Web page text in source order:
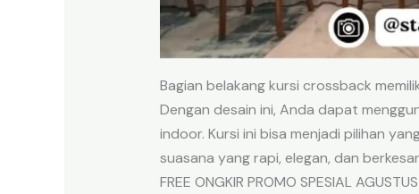
Bagian belakang kursi crossback
Dengan desain ini, Anda dapat
indoor. Kursi ini bisa menjadi pilihan
suasana yang rapi, elegan, dan
FREE ONGKIR PROMO SPESIAL AGUSTUS